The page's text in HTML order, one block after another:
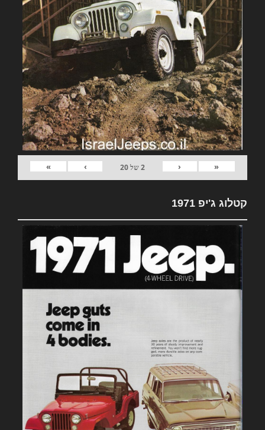
«
‹
2של20
›
»
קטלוג ג'יפ 1971